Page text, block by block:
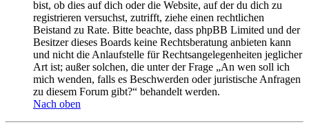
bist, ob dies auf dich oder die Website, auf der du dich zu
registrieren versuchst, zutrifft, ziehe einen rechtlichen
Beistand zu Rate. Bitte beachte, dass phpBB Limited und der
Besitzer dieses Boards keine Rechtsberatung anbieten kann
und nicht die Anlaufstelle für Rechtsangelegenheiten jeglicher
Art ist; außer solchen, die unter der Frage „An wen soll ich
mich wenden, falls es Beschwerden oder juristische Anfragen
zu diesem Forum gibt?“ behandelt werden.
Nach oben